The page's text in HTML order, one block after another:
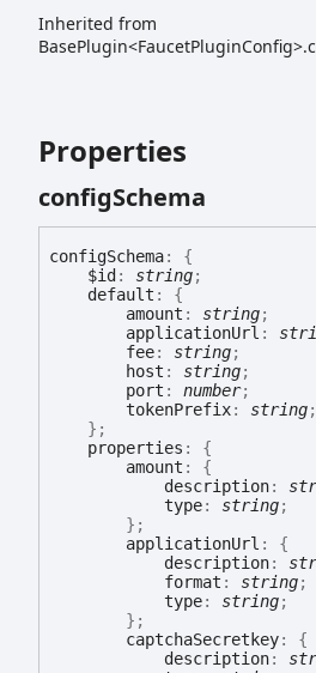
Inherited from
Properties
configSchema
configSchema:
{
$id : string;
default : {
amount : string;
applicationUrl :
fee: string;
host : string;
port : number;
tokenPrefix: string;
} ;
properties : {
amount : {
description:
type: string;
} ;
applicationUrl : {
description:
format : string;
type: string;
} ;
captchaSecretkey: {
description: